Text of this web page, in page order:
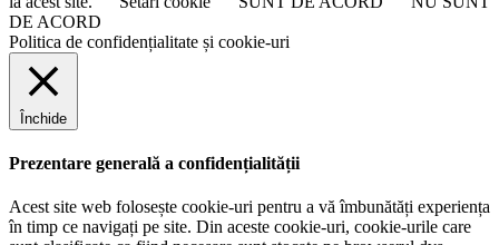
DE ACORD
Politica de confidențialitate și cookie-uri
Închide
Prezentare generală a confidențialității
Acest site web folosește cookie-uri pentru a vă îmbunătăți experiența
în timp ce navigați pe site. Din aceste cookie-uri, cookie-urile care